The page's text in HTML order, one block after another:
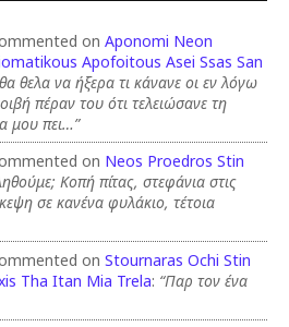
on Aponomi Neon
Apofoitous Asei Ssas San
θελα να ήξερα τι κάνανε οι εν λόγω
πέραν του ότι τελειώσανε τη
μου πει…”
on Neos Proedros Stin
Κοπή πίτας, στεφάνια στις
σε κανένα φυλάκιο, τέτοια
on Stournaras Ochi Stin
Tha Itan Mia Trela: “Παρ τον ένα